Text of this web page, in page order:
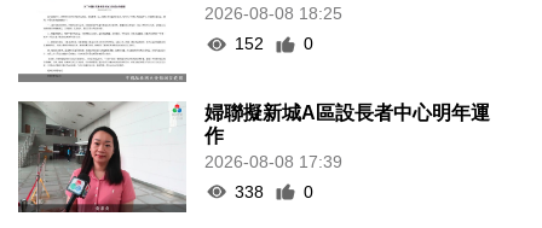
2026-08-08 18:25
152
0
婦聯擬新城A區設長者中心明年運
作
2026-08-08 17:39
338
0